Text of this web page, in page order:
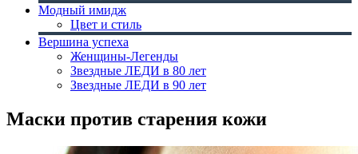
Модный имидж
Цвет и стиль
Вершина успеха
Женщины-Легенды
Звездные ЛЕДИ в 80 лет
Звездные ЛЕДИ в 90 лет
Маски против старения кожи